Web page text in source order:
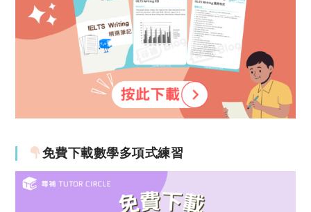
免費下載數學多項式練習